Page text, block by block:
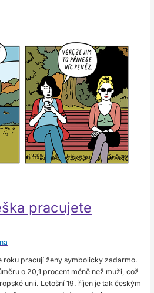
pracujete
roku pracují ženy symbolicky zadarmo.
o 20,1 procent méně než muži, což
unii. Letošní 19. říjen je tak českým